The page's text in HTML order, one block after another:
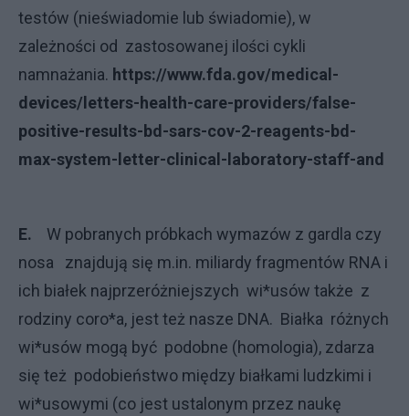
testów (nieświadomie lub świadomie), w
zależności od zastosowanej ilości cykli
namnażania. https://www.fda.gov/medical-
devices/letters-health-care-providers/false-
positive-results-bd-sars-cov-2-reagents-bd-
max-system-letter-clinical-laboratory-staff-and
E. W pobranych próbkach wymazów z gardla czy
nosa znajdują się m.in. miliardy fragmentów RNA i
ich białek najprzeróżniejszych wi*usów także z
rodziny coro*a, jest też nasze DNA. Białka różnych
wi*usów mogą być podobne (homologia), zdarza
się też podobieństwo między białkami ludzkimi i
wi*usowymi (co jest ustalonym przez naukę